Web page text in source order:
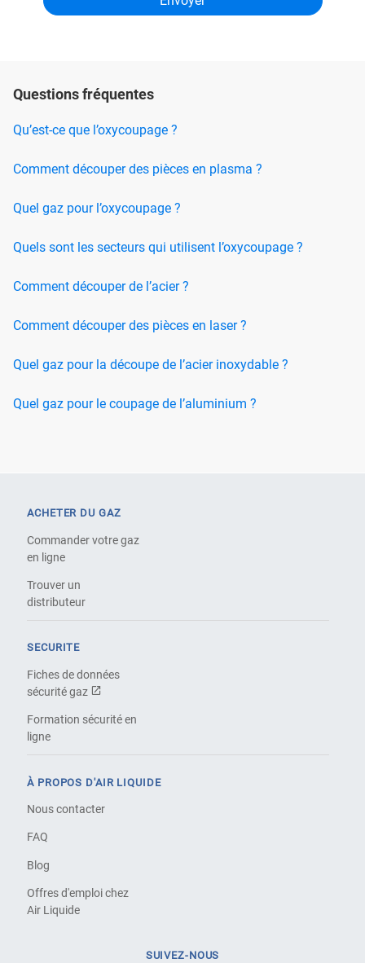
Questions fréquentes
Qu’est-ce que l’oxycoupage ?
Comment découper des pièces en plasma ?
Quel gaz pour l’oxycoupage ?
Quels sont les secteurs qui utilisent l’oxycoupage ?
Comment découper de l’acier ?
Comment découper des pièces en laser ?
Quel gaz pour la découpe de l’acier inoxydable ?
Quel gaz pour le coupage de l’aluminium ?
ACHETER DU GAZ
Commander votre gaz
en ligne
Trouver un
distributeur
SECURITE
Fiches de données
sécurité gaz
Formation sécurité en
ligne
À PROPOS D'AIR LIQUIDE
Nous contacter
FAQ
Blog
Offres d'emploi chez
Air Liquide
SUIVEZ-NOUS